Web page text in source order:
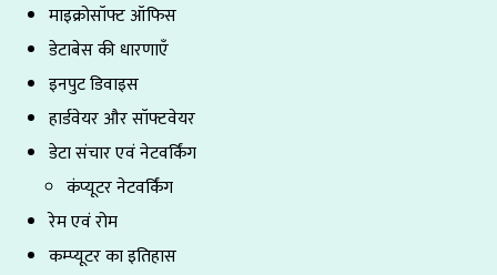
माइक्रोसॉफ्ट ऑफिस
डेटाबेस की धारणाएँ
इनपुट डिवाइस
हार्डवेयर और सॉफ्टवेयर
डेटा संचार एवं नेटवर्किंग
कंप्यूटर नेटवर्किंग
रेम एवं रोम
कम्प्यूटर का इतिहास